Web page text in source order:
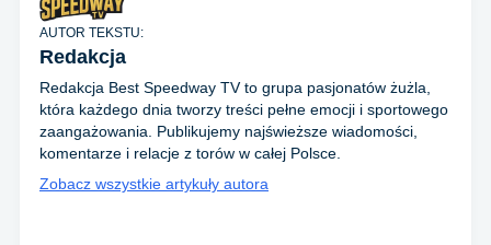
AUTOR TEKSTU:
Redakcja
Redakcja Best Speedway TV to grupa pasjonatów żużla,
która każdego dnia tworzy treści pełne emocji i sportowego
zaangażowania. Publikujemy najświeższe wiadomości,
komentarze i relacje z torów w całej Polsce.
Zobacz wszystkie artykuły autora